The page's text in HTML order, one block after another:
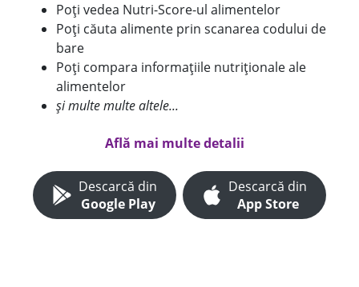
Poți vedea Nutri-Score-ul alimentelor
Poți căuta alimente prin scanarea codului de
bare
Poți compara informațiile nutriționale ale
alimentelor
și multe multe altele...
Află mai multe detalii
Descarcă din
Google Play
Descarcă din
App Store